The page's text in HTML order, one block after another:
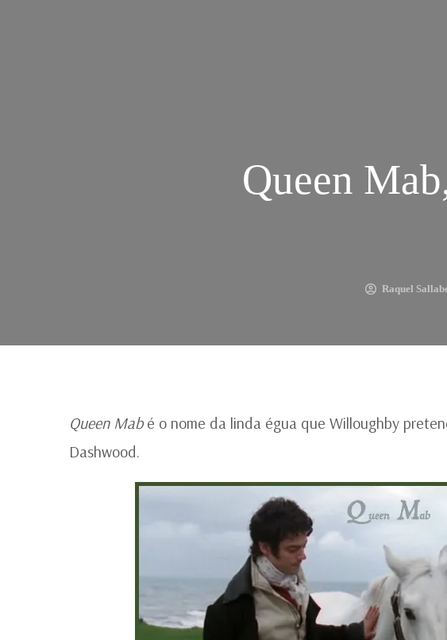
Queen
Raquel
Queen Mabé o nome da linda égua que Willoughby
Dashwood.